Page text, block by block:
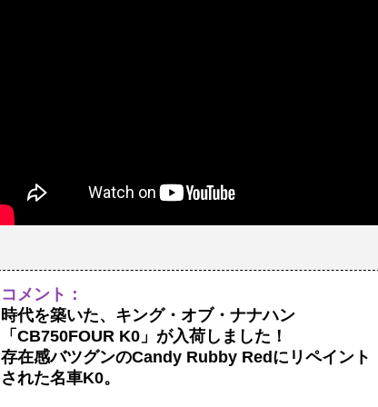
コメント：
時代を築いた、キング・オブ・ナナハン
「CB750FOUR K0」が入荷しました！
存在感バツグンのCandy Rubby Redにリペイント
された名車K0。